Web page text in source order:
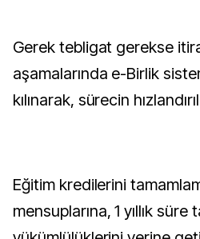
Gerek tebligat gerekse
aşamalarında e-Birlik
kılınarak, sürecin
Eğitim kredilerini
mensuplarına, 1 yıllık süre